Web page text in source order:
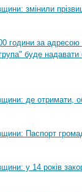
змінили
години за
буде
де отримати,
Паспорт
у 14 років